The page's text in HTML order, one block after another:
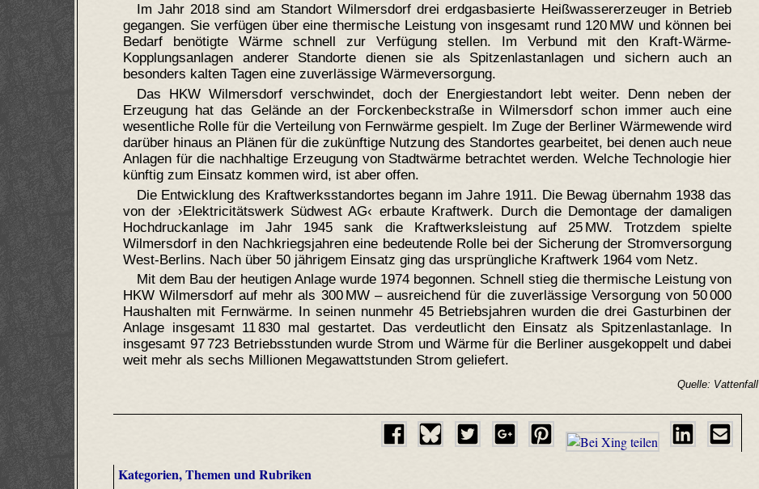
Im Jahr 2018 sind am Standort Wilmersdorf drei erdgasbasierte Heißwassererzeuger in Betrieb
gegangen. Sie verfügen über eine thermische Leistung von insgesamt rund 120 MW und können bei
Bedarf benötigte Wärme schnell zur Verfügung stellen. Im Verbund mit den Kraft-Wärme-
Kopplungsanlagen anderer Standorte dienen sie als Spitzenlastanlagen und sichern auch an
besonders kalten Tagen eine zuverlässige Wärmeversorgung.
Das HKW Wilmersdorf verschwindet, doch der Energiestandort lebt weiter. Denn neben der
Erzeugung hat das Gelände an der Forckenbeckstraße in Wilmersdorf schon immer auch eine
wesentliche Rolle für die Verteilung von Fernwärme gespielt. Im Zuge der Berliner Wärmewende wird
darüber hinaus an Plänen für die zukünftige Nutzung des Standortes gearbeitet, bei denen auch neue
Anlagen für die nachhaltige Erzeugung von Stadtwärme betrachtet werden. Welche Technologie hier
künftig zum Einsatz kommen wird, ist aber offen.
Die Entwicklung des Kraftwerksstandortes begann im Jahre 1911. Die Bewag übernahm 1938 das
von der ›Elektricitätswerk Südwest AG‹ erbaute Kraftwerk. Durch die Demontage der damaligen
Hochdruckanlage im Jahr 1945 sank die Kraftwerksleistung auf 25 MW. Trotzdem spielte
Wilmersdorf in den Nachkriegsjahren eine bedeutende Rolle bei der Sicherung der Stromversorgung
West-Berlins. Nach über 50 jährigem Einsatz ging das ursprüngliche Kraftwerk 1964 vom Netz.
Mit dem Bau der heutigen Anlage wurde 1974 begonnen. Schnell stieg die thermische Leistung von
HKW Wilmersdorf auf mehr als 300 MW – ausreichend für die zuverlässige Versorgung von 50 000
Haushalten mit Fernwärme. In seinen nunmehr 45 Betriebsjahren wurden die drei Gasturbinen der
Anlage insgesamt 11 830 mal gestartet. Das verdeutlicht den Einsatz als Spitzenlastanlage. In
insgesamt 97 723 Betriebsstunden wurde Strom und Wärme für die Berliner ausgekoppelt und dabei
weit mehr als sechs Millionen Megawattstunden Strom geliefert.
Quelle: Vattenfall
Kategorien, Themen und Rubriken